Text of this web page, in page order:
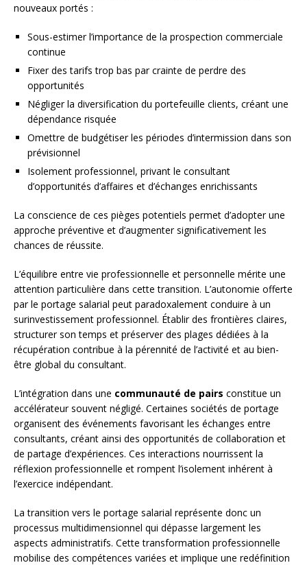
nouveaux portés :
Sous-estimer l’importance de la prospection commerciale
continue
Fixer des tarifs trop bas par crainte de perdre des
opportunités
Négliger la diversification du portefeuille clients, créant une
dépendance risquée
Omettre de budgétiser les périodes d’intermission dans son
prévisionnel
Isolement professionnel, privant le consultant
d’opportunités d’affaires et d’échanges enrichissants
La conscience de ces pièges potentiels permet d’adopter une
approche préventive et d’augmenter significativement les
chances de réussite.
L’équilibre entre vie professionnelle et personnelle mérite une
attention particulière dans cette transition. L’autonomie offerte
par le portage salarial peut paradoxalement conduire à un
surinvestissement professionnel. Établir des frontières claires,
structurer son temps et préserver des plages dédiées à la
récupération contribue à la pérennité de l’activité et au bien-
être global du consultant.
L’intégration dans une communauté de pairs constitue un
accélérateur souvent négligé. Certaines sociétés de portage
organisent des événements favorisant les échanges entre
consultants, créant ainsi des opportunités de collaboration et
de partage d’expériences. Ces interactions nourrissent la
réflexion professionnelle et rompent l’isolement inhérent à
l’exercice indépendant.
La transition vers le portage salarial représente donc un
processus multidimensionnel qui dépasse largement les
aspects administratifs. Cette transformation professionnelle
mobilise des compétences variées et implique une redéfinition